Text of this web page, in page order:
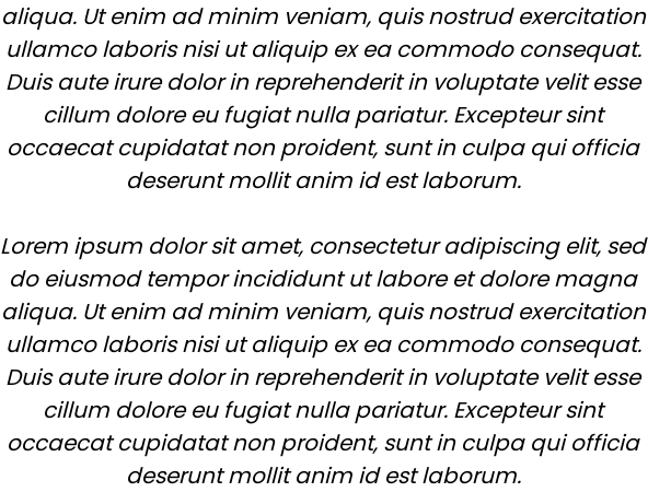
aliqua. Ut enim ad minim veniam, quis nostrud exercitation
ullamco laboris nisi ut aliquip ex ea commodo consequat.
Duis aute irure dolor in reprehenderit in voluptate velit esse
cillum dolore eu fugiat nulla pariatur. Excepteur sint
occaecat cupidatat non proident, sunt in culpa qui officia
deserunt mollit anim id est laborum.
Lorem ipsum dolor sit amet, consectetur adipiscing elit, sed
do eiusmod tempor incididunt ut labore et dolore magna
aliqua. Ut enim ad minim veniam, quis nostrud exercitation
ullamco laboris nisi ut aliquip ex ea commodo consequat.
Duis aute irure dolor in reprehenderit in voluptate velit esse
cillum dolore eu fugiat nulla pariatur. Excepteur sint
occaecat cupidatat non proident, sunt in culpa qui officia
deserunt mollit anim id est laborum.